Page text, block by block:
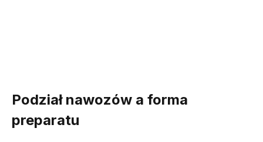
Podział nawozów a forma
preparatu